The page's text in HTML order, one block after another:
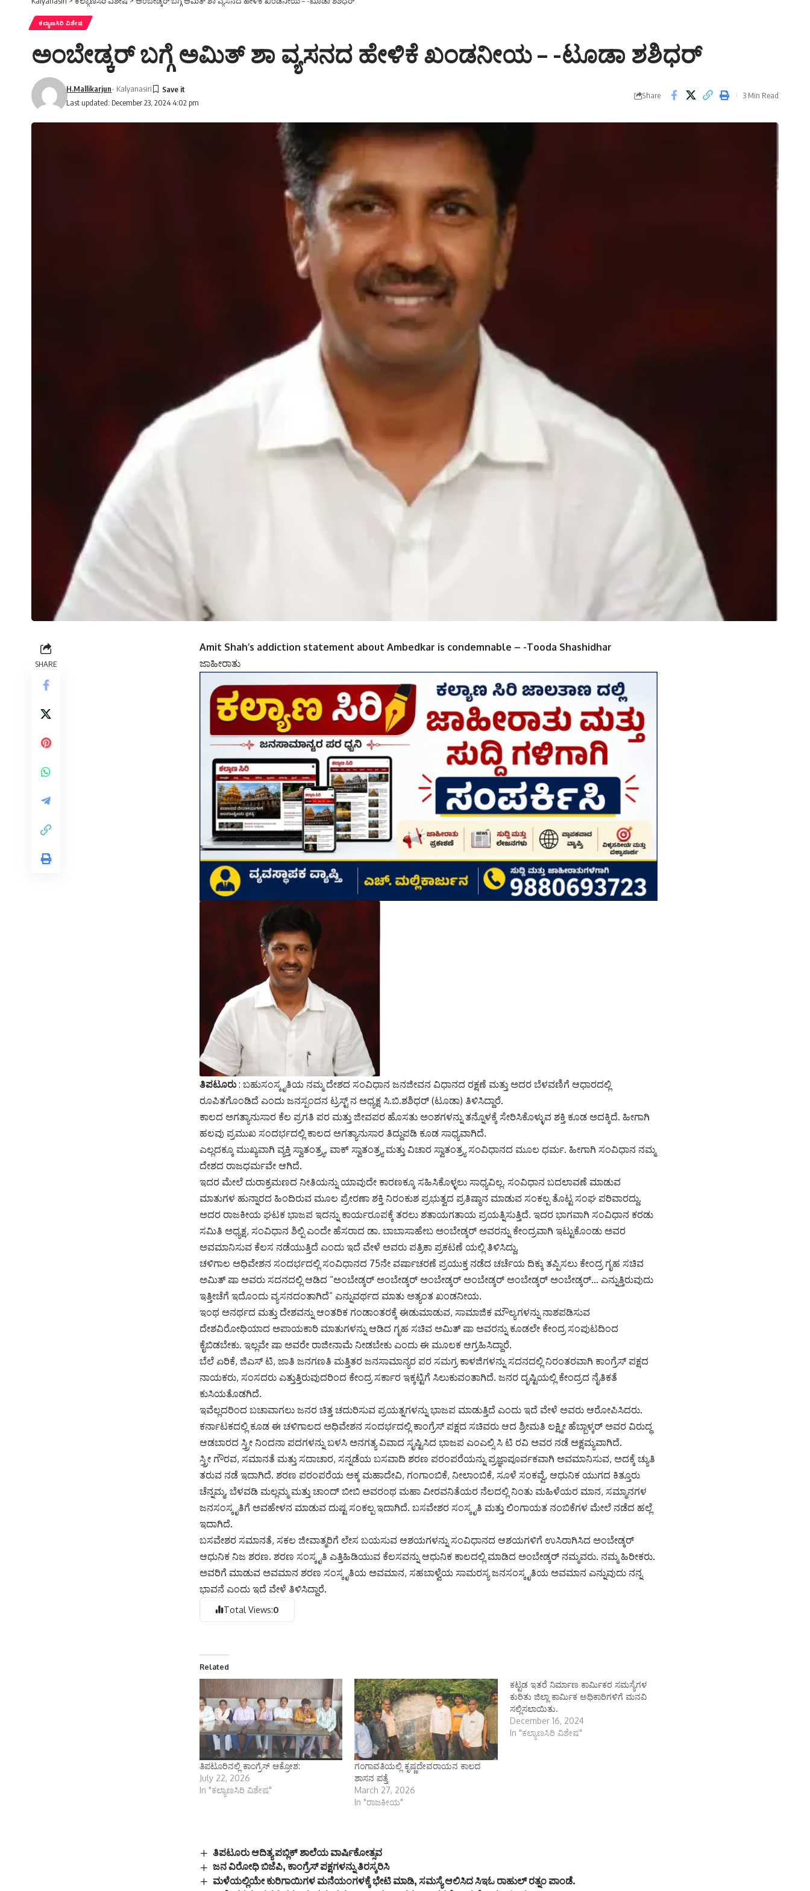
ಕಲ್ಯಾಣಸಿರಿ ವಿಶೇಷ
ಅಂಬೇಡ್ಕರ್ ಬಗ್ಗೆ ಅಮಿತ್ ಶಾ ವ್ಯಸನದ ಹೇಳಿಕೆ ಖಂಡನೀಯ – -ಟೂಡಾ ಶಶಿಧರ್
Last updated: December 23, 2024 4:02 pm
H.Mallikarjun- Kalyanasiri
Share 3 Min Read
SHARE
Amit Shah’s addiction statement about Ambedkar is condemnable – -Tooda Shashidhar
ಜಾಹೀರಾತು
ತಿಪಟೂರು: ಬಹುಸಂಸ್ಕೃತಿಯ ನಮ್ಮ ದೇಶದ ಸಂವಿಧಾನ ಜನಜೀವನ ವಿಧಾನದ ರಕ್ಷಣೆ ಮತ್ತು ಅದರ ಬೆಳವಣಿಗೆ ಆಧಾರದಲ್ಲಿ
ರೂಪಿತಗೊಂಡಿದೆ ಎಂದು ಜನಸ್ಪಂದನ ಟ್ರಸ್ಟ್ ನ ಅಧ್ಯಕ್ಷ ಸಿ.ಬಿ.ಶಶಿಧರ್ (ಟೂಡಾ) ತಿಳಿಸಿದ್ದಾರೆ.
ಕಾಲದ ಅಗತ್ಯಾನುಸಾರ ಕೆಲ ಪ್ರಗತಿ ಪರ ಮತ್ತು ಜೀವಪರ ಹೊಸತು ಅಂಶಗಳನ್ನು ತನ್ನೊಳಕ್ಕೆ ಸೇರಿಸಿಕೊಳ್ಳುವ ಶಕ್ತಿ ಕೂಡ ಅದಕ್ಕಿದೆ. ಹೀಗಾಗಿ
ಹಲವು ಪ್ರಮುಖ ಸಂದರ್ಭದಲ್ಲಿ ಕಾಲದ ಅಗತ್ಯಾನುಸಾರ ತಿದ್ದುಪಡಿ ಕೂಡ ಸಾಧ್ಯವಾಗಿದೆ.
ಎಲ್ಲದಕ್ಕೂ ಮುಖ್ಯವಾಗಿ ವ್ಯಕ್ತಿ ಸ್ವಾತಂತ್ರ್ಯ, ವಾಕ್ ಸ್ವಾತಂತ್ರ್ಯ ಮತ್ತು ವಿಚಾರ ಸ್ವಾತಂತ್ರ್ಯ ಸಂವಿಧಾನದ ಮೂಲ ಧರ್ಮ. ಹೀಗಾಗಿ ಸಂವಿಧಾನ ನಮ್ಮ
ದೇಶದ ರಾಜಧರ್ಮವೇ ಆಗಿದೆ.
ಇದರ ಮೇಲೆ ದುರಾಕ್ರಮಣದ ನೀತಿಯನ್ನು ಯಾವುದೇ ಕಾರಣಕ್ಕೂ ಸಹಿಸಿಕೊಳ್ಳಲು ಸಾಧ್ಯವಿಲ್ಲ. ಸಂವಿಧಾನ ಬದಲಾವಣೆ ಮಾಡುವ
ಮಾತುಗಳ ಹುನ್ನಾರದ ಹಿಂದಿರುವ ಮೂಲ ಪ್ರೇರಣಾ ಶಕ್ತಿ ನಿರಂಕುಶ ಪ್ರಭುತ್ವದ ಪ್ರತಿಷ್ಠಾನ ಮಾಡುವ ಸಂಕಲ್ಪ ತೊಟ್ಟ ಸಂಘ ಪರಿವಾರದ್ದು.
ಅದರ ರಾಜಕೀಯ ಘಟಕ ಭಾಜಪ ಇದನ್ನು ಕಾರ್ಯರೂಪಕ್ಕೆ ತರಲು ಶತಾಯಗತಾಯ ಪ್ರಯತ್ನಿಸುತ್ತಿದೆ. ಇದರ ಭಾಗವಾಗಿ ಸಂವಿಧಾನ ಕರಡು
ಸಮಿತಿ ಅಧ್ಯಕ್ಷ, ಸಂವಿಧಾನ ಶಿಲ್ಪಿ ಎಂದೇ ಹೆಸರಾದ ಡಾ. ಬಾಬಾಸಾಹೇಬ ಅಂಬೇಡ್ಕರ್ ಅವರನ್ನು ಕೇಂದ್ರವಾಗಿ ಇಟ್ಟುಕೊಂಡು ಅವರ
ಅವಮಾನಿಸುವ ಕೆಲಸ ನಡೆಯುತ್ತಿದೆ ಎಂದು ಇದೆ ವೇಳೆ ಅವರು ಪತ್ರಿಕಾ ಪ್ರಕಟಣೆ ಯಲ್ಲಿ ತಿಳಿಸಿದ್ದು,
ಚಳಿಗಾಲ ಅಧಿವೇಶನ ಸಂದರ್ಭದಲ್ಲಿ ಸಂವಿಧಾನದ 75ನೇ ವರ್ಷಾಚರಣೆ ಪ್ರಯುಕ್ತ ನಡೆದ ಚರ್ಚೆಯ ದಿಕ್ಕು ತಪ್ಪಿಸಲು ಕೇಂದ್ರ ಗೃಹ ಸಚಿವ
ಅಮಿತ್ ಷಾ ಅವರು ಸದನದಲ್ಲಿ ಆಡಿದ “ಅಂಬೇಡ್ಕರ್ ಅಂಬೇಡ್ಕರ್ ಅಂಬೇಡ್ಕರ್ ಅಂಬೇಡ್ಕರ್ ಅಂಬೇಡ್ಕರ್ ಅಂಬೇಡ್ಕರ್… ಎನ್ನುತ್ತಿರುವುದು
ಇತ್ತೀಚೆಗೆ ಇದೊಂದು ವ್ಯಸನದಂತಾಗಿದೆ” ಎನ್ನುವರ್ಥದ ಮಾತು ಅತ್ಯಂತ ಖಂಡನೀಯ.
ಇಂಥ ಅನರ್ಥದ ಮತ್ತು ದೇಶವನ್ನು ಆಂತರಿಕ ಗಂಡಾಂತರಕ್ಕೆ ಈಡುಮಾಡುವ, ಸಾಮಾಜಿಕ ಮೌಲ್ಯಗಳನ್ನು ನಾಶಪಡಿಸುವ
ದೇಶವಿರೋಧಿಯಾದ ಅಪಾಯಕಾರಿ ಮಾತುಗಳನ್ನು ಆಡಿದ ಗೃಹ ಸಚಿವ ಅಮಿತ್ ಷಾ ಅವರನ್ನು ಕೂಡಲೇ ಕೇಂದ್ರ ಸಂಪುಟದಿಂದ
ಕೈಬಿಡಬೇಕು. ಇಲ್ಲವೇ ಷಾ ಅವರೇ ರಾಜೀನಾಮೆ ನೀಡಬೇಕು ಎಂದು ಈ ಮೂಲಕ ಆಗ್ರಹಿಸಿದ್ದಾರೆ.
ಬೆಲೆ ಏರಿಕೆ, ಜಿಎಸ್ ಟಿ, ಜಾತಿ ಜನಗಣತಿ ಮತ್ತಿತರ ಜನಸಾಮಾನ್ಯರ ಪರ ಸಮಗ್ರ ಕಾಳಜಿಗಳನ್ನು ಸದನದಲ್ಲಿ ನಿರಂತರವಾಗಿ ಕಾಂಗ್ರೆಸ್ ಪಕ್ಷದ
ನಾಯಕರು, ಸಂಸದರು ಎತ್ತುತ್ತಿರುವುದರಿಂದ ಕೇಂದ್ರ ಸರ್ಕಾರ ಇಕ್ಕಟ್ಟಿಗೆ ಸಿಲುಕುವಂತಾಗಿದೆ. ಜನರ ದೃಷ್ಟಿಯಲ್ಲಿ ಕೇಂದ್ರದ ನೈತಿಕತೆ
ಕುಸಿಯತೊಡಗಿದೆ.
ಇವೆಲ್ಲದರಿಂದ ಬಚಾವಾಗಲು ಜನರ ಚಿತ್ತ ಚದುರಿಸುವ ಪ್ರಯತ್ನಗಳನ್ನು ಭಾಜಪ ಮಾಡುತ್ತಿದೆ ಎಂದು ಇದೆ ವೇಳೆ ಅವರು ಆರೋಪಿಸಿದರು.
ಕರ್ನಾಟಕದಲ್ಲಿ ಕೂಡ ಈ ಚಳಿಗಾಲದ ಅಧಿವೇಶನ ಸಂದರ್ಭದಲ್ಲಿ ಕಾಂಗ್ರೆಸ್ ಪಕ್ಷದ ಸಚಿವರು ಆದ ಶ್ರೀಮತಿ ಲಕ್ಷ್ಮೀ ಹೆಬ್ಬಾಳ್ಕರ್ ಅವರ ವಿರುದ್ಧ
ಆಡಬಾರದ ಸ್ತ್ರೀ ನಿಂದನಾ ಪದಗಳನ್ನು ಬಳಸಿ ಅನಗತ್ಯ ವಿವಾದ ಸೃಷ್ಟಿಸಿದ ಭಾಜಪ ಎಂಎಲ್ಸಿ ಸಿ ಟಿ ರವಿ ಅವರ ನಡೆ ಅಕ್ಷಮ್ಯವಾಗಿದೆ.
ಸ್ತ್ರೀ ಗೌರವ, ಸಮಾನತೆ ಮತ್ತು ಸದಾಚಾರ, ಸನ್ನಡೆಯ ಬಸವಾದಿ ಶರಣ ಪರಂಪರೆಯನ್ನು ಪ್ರಜ್ಞಾಪೂರ್ವಕವಾಗಿ ಅವಮಾನಿಸುವ, ಅದಕ್ಕೆ ಚ್ಯುತಿ
ತರುವ ನಡೆ ಇದಾಗಿದೆ. ಶರಣ ಪರಂಪರೆಯ ಅಕ್ಕ ಮಹಾದೇವಿ, ಗಂಗಾಂಬಿಕೆ, ನೀಲಾಂಬಿಕೆ, ಸೂಳೆ ಸಂಕವ್ವೆ, ಆಧುನಿಕ ಯುಗದ ಕಿತ್ತೂರು
ಚೆನ್ನಮ್ಮ, ಬೆಳವಡಿ ಮಲ್ಲಮ್ಮ ಮತ್ತು ಚಾಂದ್ ಬೀಬಿ ಅವರಂಥ ಮಹಾ ವೀರವನಿತೆಯರ ನೆಲದಲ್ಲಿ ನಿಂತು ಮಹಿಳೆಯರ ಮಾನ, ಸಮ್ಮಾನಗಳ
ಜನಸಂಸ್ಕೃತಿಗೆ ಅವಹೇಳನ ಮಾಡುವ ದುಷ್ಟ ಸಂಕಲ್ಪ ಇದಾಗಿದೆ. ಬಸವೇಶರ ಸಂಸ್ಕೃತಿ ಮತ್ತು ಲಿಂಗಾಯತ ನಂಬಿಕೆಗಳ ಮೇಲೆ ನಡೆದ ಹಲ್ಲೆ
ಇದಾಗಿದೆ.
ಬಸವೇಶರ ಸಮಾನತೆ, ಸಕಲ ಜೀವಾತ್ಮರಿಗೆ ಲೇಸ ಬಯಸುವ ಆಶಯಗಳನ್ನು ಸಂವಿಧಾನದ ಆಶಯಗಳಿಗೆ ಉಸಿರಾಗಿಸಿದ ಅಂಬೇಡ್ಕರ್
ಆಧುನಿಕ ನಿಜ ಶರಣ. ಶರಣ ಸಂಸ್ಕೃತಿ ಎತ್ತಿಹಿಡಿಯುವ ಕೆಲಸವನ್ನು ಆಧುನಿಕ ಕಾಲದಲ್ಲಿ ಮಾಡಿದ ಅಂಬೇಡ್ಕರ್ ನಮ್ಮವರು. ನಮ್ಮ ಹಿರೀಕರು.
ಅವರಿಗೆ ಮಾಡುವ ಅವಮಾನ ಶರಣ ಸಂಸ್ಕೃತಿಯ ಅವಮಾನ, ಸಹಬಾಳ್ವೆಯ ಸಾಮರಸ್ಯ ಜನಸಂಸ್ಕೃತಿಯ ಅವಮಾನ ಎನ್ನುವುದು ನನ್ನ
ಭಾವನೆ ಎಂದು ಇದೆ ವೇಳೆ ತಿಳಿಸಿದ್ದಾರೆ.
Total Views:0
Related
ತಿಪಟೂರಿನಲ್ಲಿ ಕಾಂಗ್ರೆಸ್ ಆಕ್ರೋಶ:
July 22, 2026
In "ಕಲ್ಯಾಣಸಿರಿ ವಿಶೇಷ"
ಗಂಗಾವತಿಯಲ್ಲಿ ಕೃಷ್ಣದೇವರಾಯನ ಕಾಲದ
ಶಾಸನ ಪತ್ತೆ
March 27, 2026
In "ರಾಜಕೀಯ"
ಕಟ್ಟಡ ಇತರೆ ನಿರ್ಮಾಣ ಕಾರ್ಮಿಕರ ಸಮಸ್ಯೆಗಳ
ಕುರಿತು ಜಿಲ್ಲಾ ಕಾರ್ಮಿಕ ಅಧಿಕಾರಿಗಳಿಗೆ ಮನವಿ
ಸಲ್ಲಿಸಲಾಯಿತು.
December 16, 2024
In "ಕಲ್ಯಾಣಸಿರಿ ವಿಶೇಷ"
ತಿಪಟೂರು ಆದಿತ್ಯ ಪಬ್ಲಿಕ್ ಶಾಲೆಯ ವಾರ್ಷಿಕೋತ್ಸವ
ಜನ ವಿರೋಧಿ ಬಿಜೆಪಿ, ಕಾಂಗ್ರೆಸ್ ಪಕ್ಷಗಳನ್ನು ತಿರಸ್ಕರಿಸಿ
ಮಳೆಯಲ್ಲಿಯೇ ಕುರಿಗಾಯಿಗಳ ಮನೆಯಂಗಳಕ್ಕೆ ಭೇಟಿ ಮಾಡಿ, ಸಮಸ್ಯೆ ಆಲಿಸಿದ ಸಿಇಓ ರಾಹುಲ್ ರತ್ನಂ ಪಾಂಡೆ.